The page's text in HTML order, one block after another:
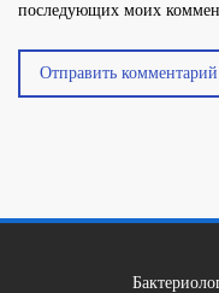
последующих моих